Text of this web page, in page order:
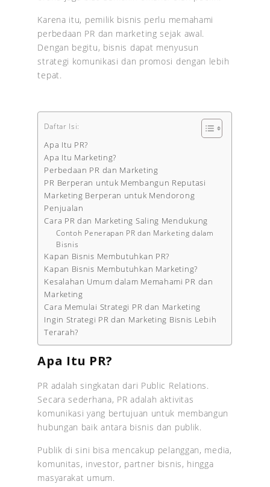
Karena itu, pemilik bisnis perlu memahami
perbedaan PR dan marketing sejak awal.
Dengan begitu, bisnis dapat menyusun
strategi komunikasi dan promosi dengan lebih
tepat.
Daftar Isi:
Apa Itu PR?
Apa Itu Marketing?
Perbedaan PR dan Marketing
PR Berperan untuk Membangun Reputasi
Marketing Berperan untuk Mendorong
Penjualan
Cara PR dan Marketing Saling Mendukung
Contoh Penerapan PR dan Marketing dalam
Bisnis
Kapan Bisnis Membutuhkan PR?
Kapan Bisnis Membutuhkan Marketing?
Kesalahan Umum dalam Memahami PR dan
Marketing
Cara Memulai Strategi PR dan Marketing
Ingin Strategi PR dan Marketing Bisnis Lebih
Terarah?
Apa Itu PR?
PR adalah singkatan dari Public Relations.
Secara sederhana, PR adalah aktivitas
komunikasi yang bertujuan untuk membangun
hubungan baik antara bisnis dan publik.
Publik di sini bisa mencakup pelanggan, media,
komunitas, investor, partner bisnis, hingga
masyarakat umum.